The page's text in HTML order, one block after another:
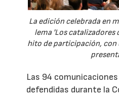
La edición celebrada en
lema 'Los catalizadores
hito de participación, con
Las 94
defendidas durante la